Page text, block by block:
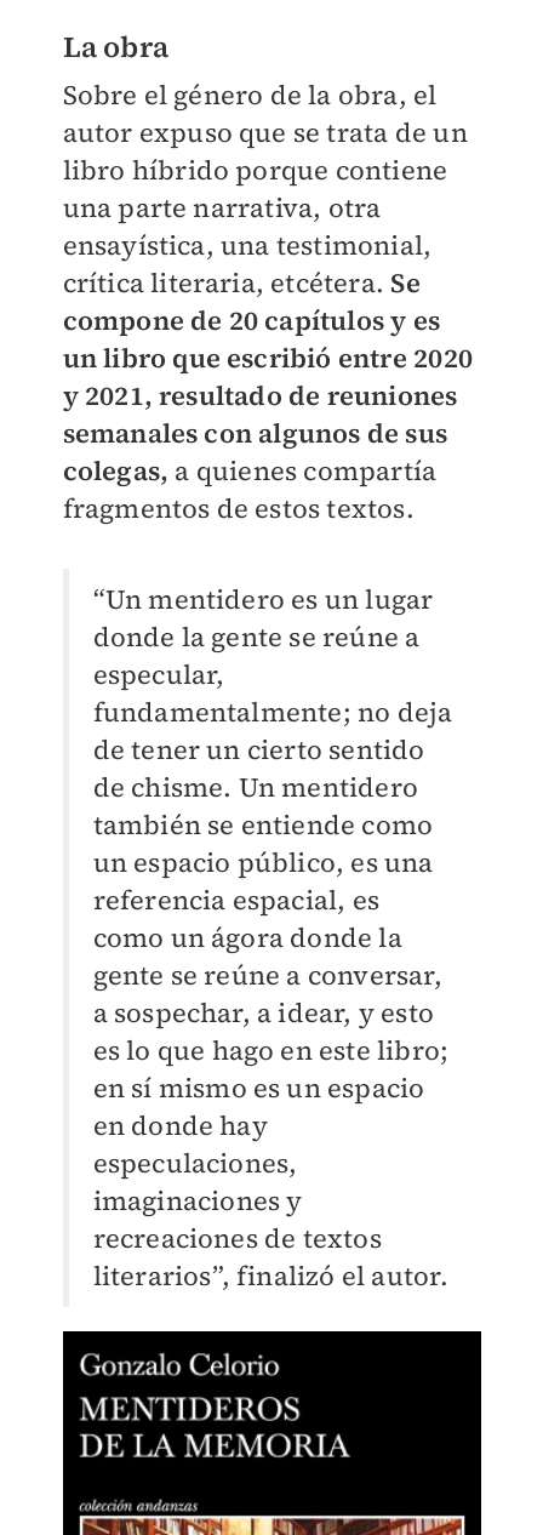
La obra
Sobre el género de la obra, el
autor expuso que se trata de un
libro híbrido porque contiene
una parte narrativa, otra
ensayística, una testimonial,
crítica literaria, etcétera. Se
compone de 20 capítulos y es
un libro que escribió entre 2020
y 2021, resultado de reuniones
semanales con algunos de sus
colegas, a quienes compartía
fragmentos de estos textos.
“Un mentidero es un lugar
donde la gente se reúne a
especular,
fundamentalmente; no deja
de tener un cierto sentido
de chisme. Un mentidero
también se entiende como
un espacio público, es una
referencia espacial, es
como un ágora donde la
gente se reúne a conversar,
a sospechar, a idear, y esto
es lo que hago en este libro;
en sí mismo es un espacio
en donde hay
especulaciones,
imaginaciones y
recreaciones de textos
literarios”, finalizó el autor.